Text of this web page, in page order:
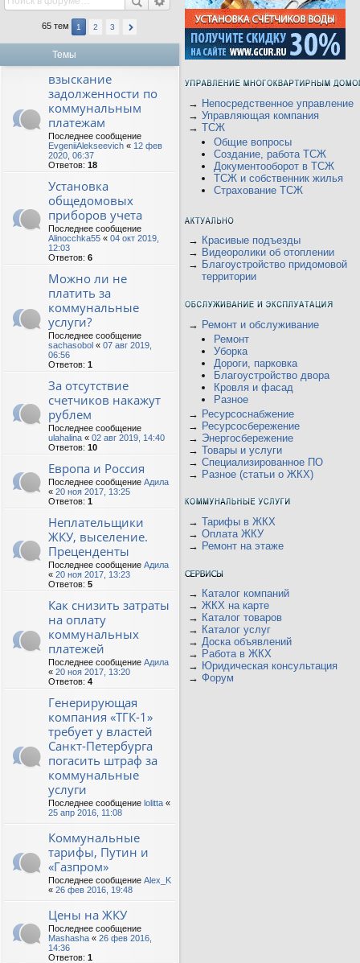
65 тем 1 2 3
Темы
взыскание
задолженности по
коммунальным
платежам
Последнее сообщение
EvgeniiAlekseevich « 12 фев
2020, 06:37
Ответов: 18
Установка
общедомовых
приборов учета
Последнее сообщение
Alinocchka55 « 04 окт 2019,
12:03
Ответов: 6
Можно ли не
платить за
коммунальные
услуги?
Последнее сообщение
sachasobol « 07 авг 2019,
06:56
Ответов: 1
За отсутствие
счетчиков накажут
рублем
Последнее сообщение
ulahalina « 02 авг 2019, 14:40
Ответов: 10
Европа и Россия
Последнее сообщение Адила
« 20 ноя 2017, 13:25
Ответов: 1
Неплательщики
ЖКУ, выселение.
Преценденты
Последнее сообщение Адила
« 20 ноя 2017, 13:23
Ответов: 5
Как снизить затраты
на оплату
коммунальных
платежей
Последнее сообщение Адила
« 20 ноя 2017, 13:20
Ответов: 4
Генерирующая
компания «ТГК-1»
требует у властей
Санкт-Петербурга
погасить штраф за
коммунальные
услуги
Последнее сообщение lolitta «
25 апр 2016, 11:08
Коммунальные
тарифы, Путин и
«Газпром»
Последнее сообщение Alex_K
« 26 фев 2016, 19:48
Цены на ЖКУ
Последнее сообщение
Mashasha « 26 фев 2016,
14:36
Ответов: 1
→ Непосредственное управление
→ Управляющая компания
→ ТСЖ
Общие вопросы
Создание, работа ТСЖ
Документооборот в ТСЖ
ТСЖ и собственник жилья
Страхование ТСЖ
→ Красивые подъезды
→ Видеоролики об отоплении
→ Благоустройство придомовой
территории
→ Ремонт и обслуживание
Ремонт
Уборка
Дороги, парковка
Благоустройство двора
Кровля и фасад
Разное
→ Ресурсоснабжение
→ Ресурсосбережение
→ Энергосбережение
→ Товары и услуги
→ Специализированное ПО
→ Разное (статьи о ЖКХ)
→ Тарифы в ЖКХ
→ Оплата ЖКУ
→ Ремонт на этаже
→ Каталог компаний
→ ЖКХ на карте
→ Каталог товаров
→ Каталог услуг
→ Доска объявлений
→ Работа в ЖКХ
→ Юридическая консультация
→ Форум